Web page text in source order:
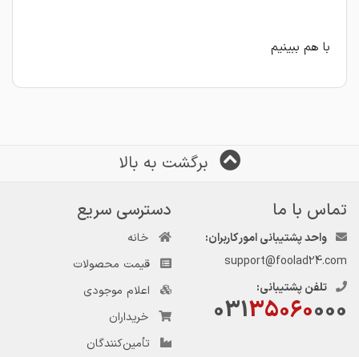
با هم ببینیم
برگشت به بالا
تماس با ما
واحد پشتیبانی امور کاربران:
support@foolad24.com
تلفن پشتیبانی:
03135060000
دسترسی سریع
خانه
قیمت محصولات
اعلام موجودی
خریداران
تأمین‌کنندگان